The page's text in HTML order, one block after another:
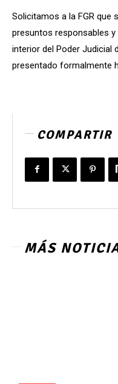
Solicitamos a la FGR que
presuntos responsables
interior del Poder Judicial
presentado formalmente
COMPARTIR
MÁS